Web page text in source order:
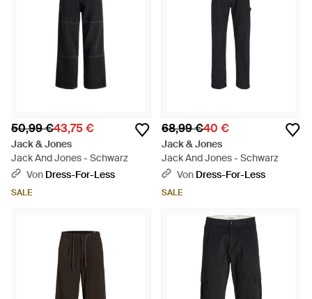
50,99 €43,75 €
Jack & Jones
Jack And Jones - Schwarz
Von Dress-For-Less
SALE
68,99 €40 €
Jack & Jones
Jack And Jones - Schwarz
Von Dress-For-Less
SALE